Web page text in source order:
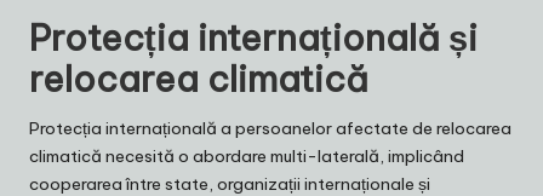
Protecția internațională și
relocarea climatică
Protecția internațională a persoanelor afectate de relocarea
climatică necesită o abordare multi-laterală, implicând
cooperarea între state, organizații internaționale și